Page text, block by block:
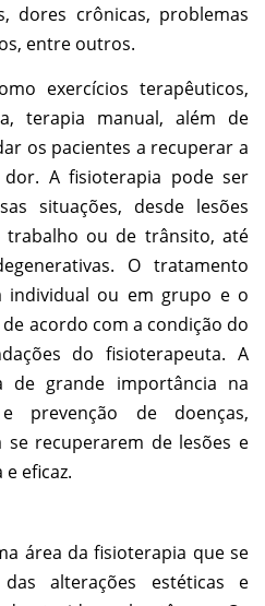
dores crônicas, problemas
entre outros.
exercícios terapêuticos,
terapia manual, além de
os pacientes a recuperar a
A fisioterapia pode ser
situações, desde lesões
trabalho ou de trânsito, até
O tratamento
ou em grupo e o
acordo com a condição do
do fisioterapeuta. A
de grande importância na
prevenção de doenças,
recuperarem de lesões e
eficaz.
área da fisioterapia que se
alterações estéticas e